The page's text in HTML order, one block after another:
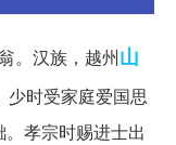
。汉族，越州山
少时受家庭爱国思
孝宗时赐进士出